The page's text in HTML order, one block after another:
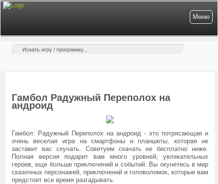
Меню
Гамбол Радужный Переполох на
андроид
Гамбол: Радужный Переполох на андроид - это потрясающая и
очень веселая игра на смартфоны и планшеты, которая не
заставит вас скучать. Советуем скачать ее бесплатно ниже.
Полная версия подарит вам много уровней, увлекательных
героев, еще больше приключений и событий. Вы окунетесь в мир
сказочных персонажей, приключений и головоломок, которые вам
предстоит все время разгадывать.